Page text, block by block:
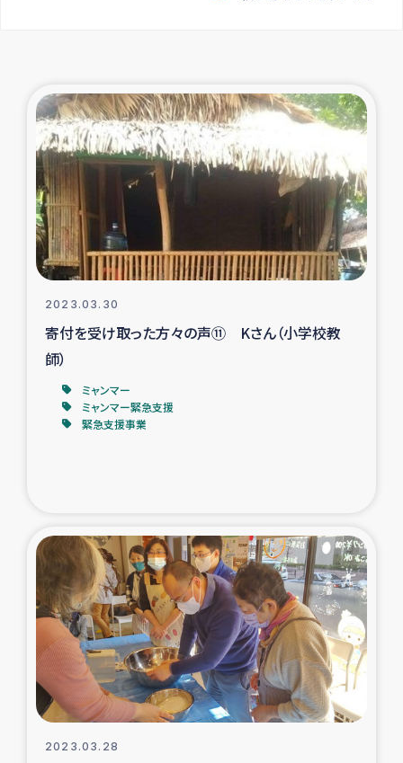
東ティモール豪雨緊急支援
大雨による洪水被災者支援
カカオ生産者支援事業
シリア国内避難民・帰還民の生活再建支援
トルコにおけるシリア難民支援事業
インドネシア中部 スラウェシの地震・津波被災者支援
スリランカ ジャフナ県干物事業
スリランカの南北女性をつなぐサリー・リサイクル・プロ
ジェクト
復興支援事業
民際教育事業
2023.03.30
寄付を受け取った方々の声⑪ Kさん（小学校教
師）
ミャンマー
ミャンマー緊急支援
緊急支援事業
2023.03.28